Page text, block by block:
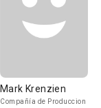
Mark Krenzien
Compañía de Produccion